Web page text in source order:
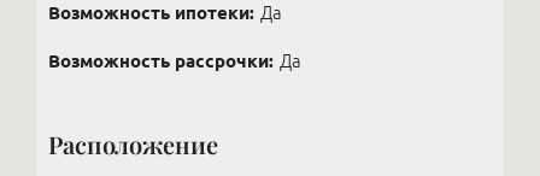
и принять это или нет. Но сама механика сделки
сегодня проводится несложно: через Госуслуги
можно удалённо подписать агентский и
будет доставлять радость многие годы. Плюс
предложения: самые интересные объекты в
Возможность ипотеки: Да
Возможность рассрочки: Да
Расположение